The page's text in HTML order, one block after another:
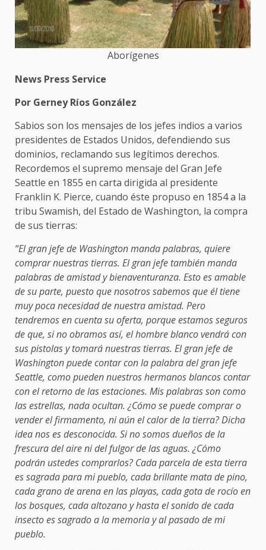
Aborígenes
News Press Service
Por Gerney Ríos González
Sabios son los mensajes de los jefes indios a varios
presidentes de Estados Unidos, defendiendo sus
dominios, reclamando sus legítimos derechos.
Recordemos el supremo mensaje del Gran Jefe
Seattle en 1855 en carta dirigida al presidente
Franklin K. Pierce, cuando éste propuso en 1854 a la
tribu Swamish, del Estado de Washington, la compra
de sus tierras:
“El gran jefe de Washington manda palabras, quiere
comprar nuestras tierras. El gran jefe también manda
palabras de amistad y bienaventuranza. Esto es amable
de su parte, puesto que nosotros sabemos que él tiene
muy poca necesidad de nuestra amistad. Pero
tendremos en cuenta su oferta, porque estamos seguros
de que, si no obramos así, el hombre blanco vendrá con
sus pistolas y tomará nuestras tierras. El gran jefe de
Washington puede contar con la palabra del gran jefe
Seattle, como pueden nuestros hermanos blancos contar
con el retorno de las estaciones. Mis palabras son como
las estrellas, nada ocultan. ¿Cómo se puede comprar o
vender el firmamento, ni aún el calor de la tierra? Dicha
idea nos es desconocida. Si no somos dueños de la
frescura del aire ni del fulgor de las aguas. ¿Cómo
podrán ustedes comprarlos? Cada parcela de esta tierra
es sagrada para mi pueblo, cada brillante mata de pino,
cada grano de arena en las playas, cada gota de rocío en
los bosques, cada altozano y hasta el sonido de cada
insecto es sagrado a la memoria y al pasado de mi
pueblo.